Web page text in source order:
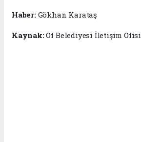
Haber:Gökhan Karataş
Kaynak:Of Belediyesi İletişim Ofisi